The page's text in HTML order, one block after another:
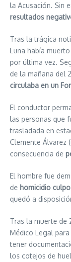
la Acusación. Sin
resultados
Tras la trágica
Luna había
por última vez.
de la mañana del
circulaba en un
El conductor
las personas que
trasladada en
Clemente Álvarez
consecuencia de
El hombre fue
de homicidio
quedó a
Tras la muerte de
Médico Legal
tener
los cotejos de